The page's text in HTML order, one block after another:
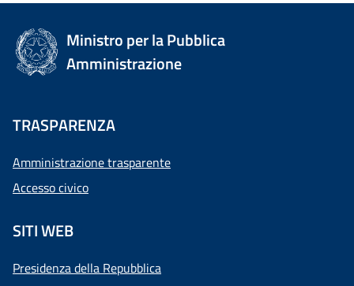
Ministro per la Pubblica
Amministrazione
TRASPARENZA
Amministrazione trasparente
Accesso civico
SITI WEB
Presidenza della Repubblica